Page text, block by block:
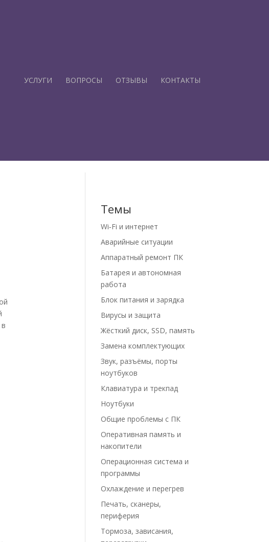
УСЛУГИ ВОПРОСЫ ОТЗЫВЫ КОНТАКТЫ
Темы
Wi‑Fi и интернет
Аварийные ситуации
Аппаратный ремонт ПК
Батарея и автономная
работа
Блок питания и зарядка
Вирусы и защита
Жёсткий диск, SSD, память
Замена комплектующих
Звук, разъёмы, порты
ноутбуков
Клавиатура и трекпад
Ноутбуки
Общие проблемы с ПК
Оперативная память и
накопители
Операционная система и
программы
Охлаждение и перегрев
Печать, сканеры,
периферия
Тормоза, зависания,